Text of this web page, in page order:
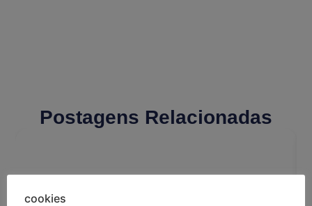
Postagens Relacionadas
cookies